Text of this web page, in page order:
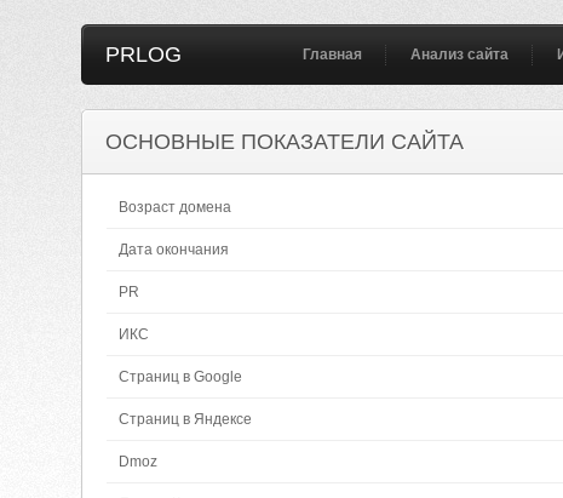
PRLOG Главная Анализ сайта
ОСНОВНЫЕ ПОКАЗАТЕЛИ САЙТА
Возраст домена
Дата окончания
PR
ИКС
Страниц в Google
Страниц в Яндексе
Dmoz